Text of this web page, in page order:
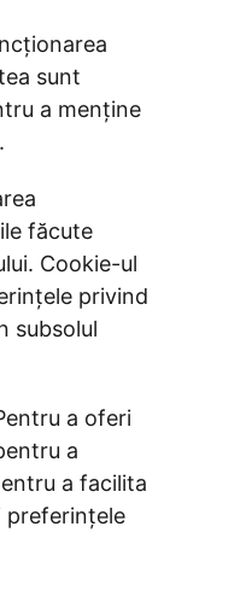
sunt
a menține
făcute
Cookie-ul
privind
subsolul
a oferi
a
a facilita
preferințele